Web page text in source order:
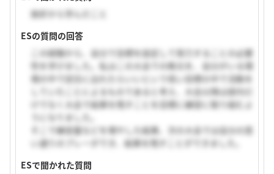
挫折から学んだこと
ESの質問の回答
この経験から、自分で目標を設定して努力することの必要
性を学びました。私はこの大会での敗北を、自分がいる環
境の中で試合に出れたらいいという低い目標の中で活動を
していたことによるものであると考え、大会以降は部内だ
けでなく大会で結果を残すことを目標に練習に取り組むよ
うになりました。
そこで練習量などを増やした結果、次の大会では自分の思
い通りのプレーができ、結果を残すことができました。
ESで聞かれた質問